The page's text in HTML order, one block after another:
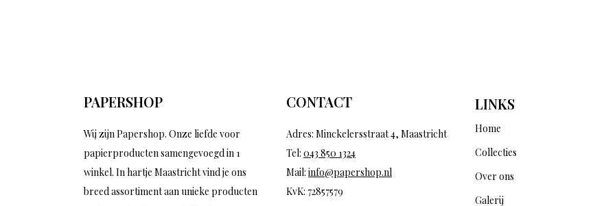
PAPERSHOP
Wij zijn Papershop. Onze liefde voor
papierproducten samengevoegd in 1
winkel. In hartje Maastricht vind je ons
breed assortiment aan unieke producten
CONTACT
Adres: Minckelersstraat 4, Maastricht
Tel: 043 850 1324
Mail: info@papershop.nl
KvK: 72857579
LINKS
Home
Collecties
Over ons
Galerij